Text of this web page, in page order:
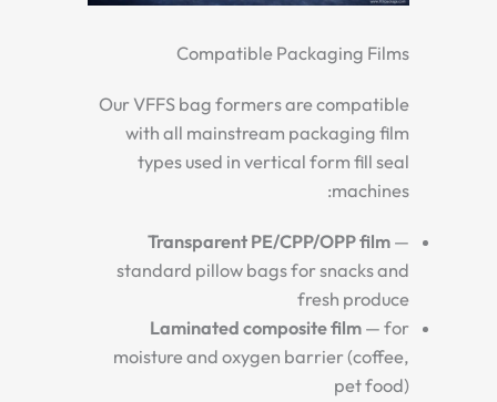
Compatible Packaging Films
Our VFFS bag formers are compatible
with all mainstream packaging film
types used in vertical form fill seal
machines:
Transparent PE/CPP/OPP film —
standard pillow bags for snacks and
fresh produce
Laminated composite film — for
moisture and oxygen barrier (coffee,
pet food)